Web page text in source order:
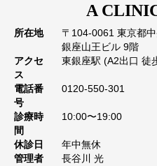
A
所在地
〒104-0061 東京都
銀座山王ビル 9階
アクセ
ス
東銀座駅 (A2出口 徒
電話番
号
0120-550-301
診療時
間
10:00〜19:00
休診日
年中無休
管理者
長谷川 光